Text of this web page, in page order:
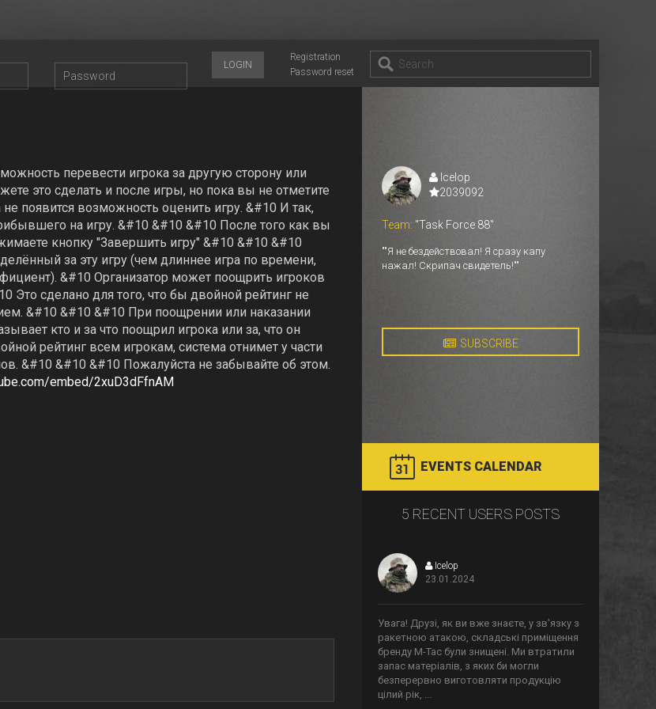
Registration
Password reset
LOGIN
перевести игрока за другую сторону или
это сделать и после игры, но пока вы не отметите
появится возможность оценить игру. &#10 И так,
на игру. &#10 &#10 &#10 После того как вы
кнопку "Завершить игру" &#10 &#10 &#10
за эту игру (чем длиннее игра по времени,
&#10 Организатор может поощрить игроков
Это сделано для того, что бы двойной рейтинг не
&#10 &#10 &#10 При поощрении или наказании
кто и за что поощрил игрока или за, что он
рейтинг всем игрокам, система отнимет у части
&#10 &#10 &#10 Пожалуйста не забывайте об этом.
embed/2xuD3dFfnAM
Icelop
2039092
Team: "Task Force 88"
""Я не бездействовал! Я сразу капу
нажал! Скрипач свидетель!""
SUBSCRIBE
EVENTS CALENDAR
5 RECENT USERS POSTS
Icelop
23.01.2024
Увага! Друзі, як ви вже знаєте, у звʼязку з
ракетною атакою, складські приміщення
бренду М-Тас були знищені. Ми втратили
запас матеріалів, з яких би могли
безперервно виготовляти продукцію
цілий рік, ...